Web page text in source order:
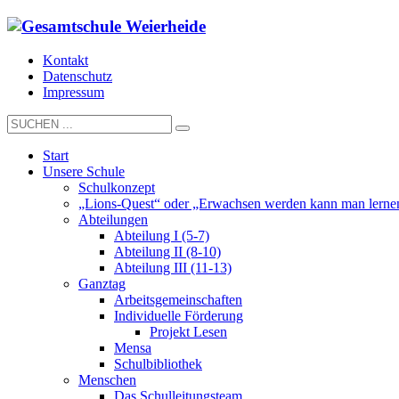
Kontakt
Datenschutz
Impressum
Start
Unsere Schule
Schulkonzept
„Lions-Quest“ oder „Erwachsen werden kann man
Abteilungen
Abteilung I (5-7)
Abteilung II (8-10)
Abteilung III (11-13)
Ganztag
Arbeitsgemeinschaften
Individuelle Förderung
Projekt Lesen
Mensa
Schulbibliothek
Menschen